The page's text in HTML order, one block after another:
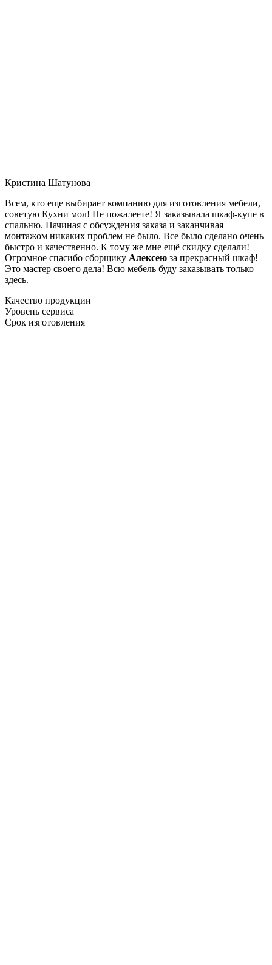
Кристина Шатунова
Всем, кто еще выбирает компанию для изготовления мебели,
советую Кухни мол! Не пожалеете! Я заказывала шкаф-купе в
спальню. Начиная с обсуждения заказа и заканчивая
монтажом никаких проблем не было. Все было сделано очень
быстро и качественно. К тому же мне ещё скидку сделали!
Огромное спасибо сборщику Алексею за прекрасный шкаф!
Это мастер своего дела! Всю мебель буду заказывать только
здесь.
Качество продукции
Уровень сервиса
Срок изготовления